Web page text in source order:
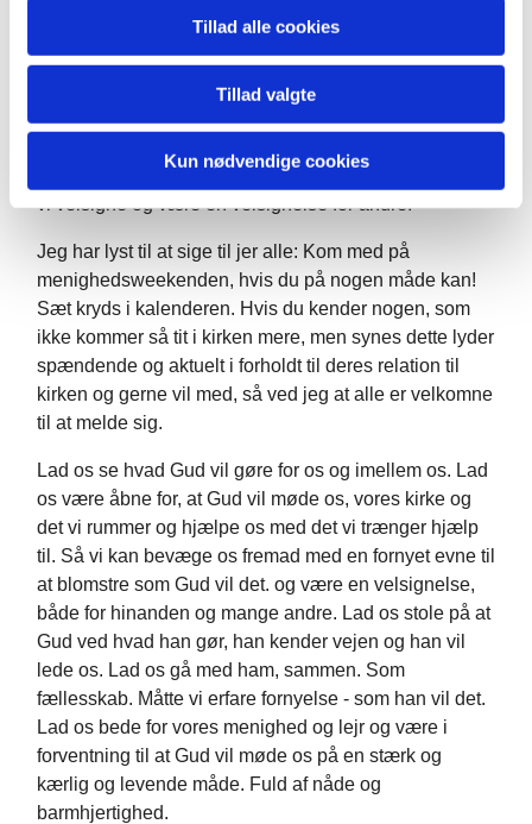
Tillad alle cookies
Tillad valgte
Kun nødvendige cookies
Vi har derudover i fællesskab med Areopagos, I
Mesterens Lys og Helligåndskirken planlagt et
efterfølgende tirsdag d. 29/10 kl. 17-20: Hvordan kan
vi velsigne og være en velsignelse for andre.
Jeg har lyst til at sige til jer alle: Kom med på
menighedsweekenden, hvis du på nogen måde kan!
Sæt kryds i kalenderen. Hvis du kender nogen, som
ikke kommer så tit i kirken mere, men synes dette lyder
spændende og aktuelt i forholdt til deres relation til
kirken og gerne vil med, så ved jeg at alle er velkomne
til at melde sig.
Lad os se hvad Gud vil gøre for os og imellem os. Lad
os være åbne for, at Gud vil møde os, vores kirke og
det vi rummer og hjælpe os med det vi trænger hjælp
til. Så vi kan bevæge os fremad med en fornyet evne til
at blomstre som Gud vil det. og være en velsignelse,
både for hinanden og mange andre. Lad os stole på at
Gud ved hvad han gør, han kender vejen og han vil
lede os. Lad os gå med ham, sammen. Som
fællesskab. Måtte vi erfare fornyelse - som han vil det.
Lad os bede for vores menighed og lejr og være i
forventning til at Gud vil møde os på en stærk og
kærlig og levende måde. Fuld af nåde og
barmhjertighed.